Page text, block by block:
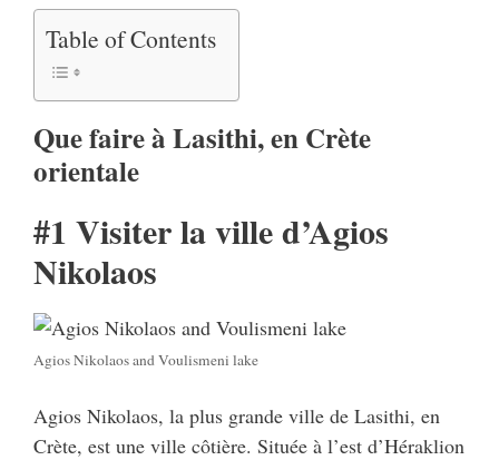
Table of Contents
Que faire à Lasithi, en Crète
orientale
#1 Visiter la ville d’Agios
Nikolaos
Agios Nikolaos and Voulismeni lake
Agios Nikolaos, la plus grande ville de Lasithi, en
Crète, est une ville côtière. Située à l’est d’Héraklion